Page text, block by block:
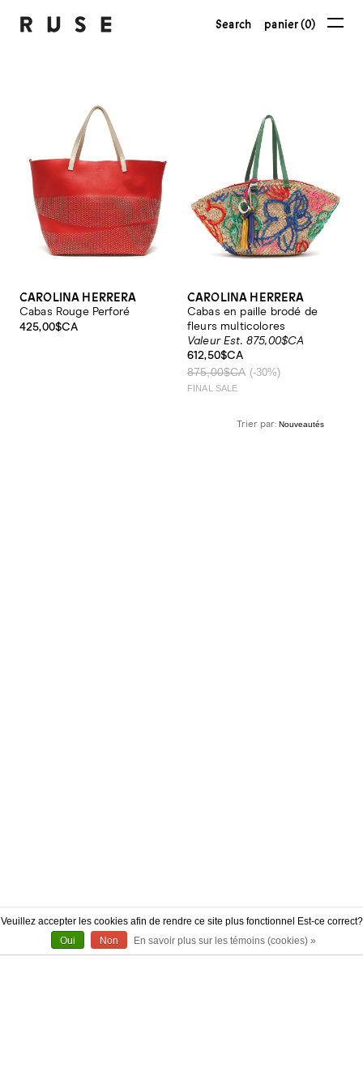
Search panier (0)
CAROLINA HERRERA
Cabas Rouge Perforé
425,00$CA
CAROLINA HERRERA
Cabas en paille brodé de
fleurs multicolores
Valeur Est. 875,00$CA
612,50$CA
875,00$CA (-30%)
FINAL SALE
Trier par:
À PROPOS
Veuillez accepter les cookies afin de rendre ce site plus fonctionnel Est-ce correct?
Oui
Non En savoir plus sur les témoins (cookies) »